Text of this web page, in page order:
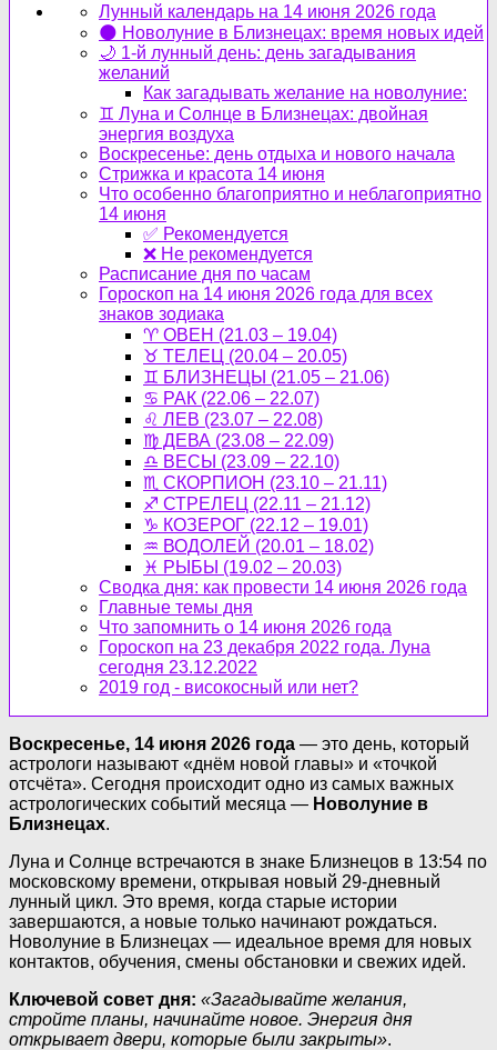
Лунный календарь на 14 июня 2026 года
🌑 Новолуние в Близнецах: время новых идей
🌙 1-й лунный день: день загадывания
желаний
Как загадывать желание на новолуние:
♊ Луна и Солнце в Близнецах: двойная
энергия воздуха
Воскресенье: день отдыха и нового начала
Стрижка и красота 14 июня
Что особенно благоприятно и неблагоприятно
14 июня
✅ Рекомендуется
❌ Не рекомендуется
Расписание дня по часам
Гороскоп на 14 июня 2026 года для всех
знаков зодиака
♈ ОВЕН (21.03 – 19.04)
♉ ТЕЛЕЦ (20.04 – 20.05)
♊ БЛИЗНЕЦЫ (21.05 – 21.06)
♋ РАК (22.06 – 22.07)
♌ ЛЕВ (23.07 – 22.08)
♍ ДЕВА (23.08 – 22.09)
♎ ВЕСЫ (23.09 – 22.10)
♏ СКОРПИОН (23.10 – 21.11)
♐ СТРЕЛЕЦ (22.11 – 21.12)
♑ КОЗЕРОГ (22.12 – 19.01)
♒ ВОДОЛЕЙ (20.01 – 18.02)
♓ РЫБЫ (19.02 – 20.03)
Сводка дня: как провести 14 июня 2026 года
Главные темы дня
Что запомнить о 14 июня 2026 года
Гороскоп на 23 декабря 2022 года. Луна
сегодня 23.12.2022
2019 год - високосный или нет?
Воскресенье, 14 июня 2026 года — это день, который
астрологи называют «днём новой главы» и «точкой
отсчёта». Сегодня происходит одно из самых важных
астрологических событий месяца — Новолуние в
Близнецах.
Луна и Солнце встречаются в знаке Близнецов в 13:54 по
московскому времени, открывая новый 29-дневный
лунный цикл. Это время, когда старые истории
завершаются, а новые только начинают рождаться.
Новолуние в Близнецах — идеальное время для новых
контактов, обучения, смены обстановки и свежих идей.
Ключевой совет дня: «Загадывайте желания,
стройте планы, начинайте новое. Энергия дня
открывает двери, которые были закрыты».